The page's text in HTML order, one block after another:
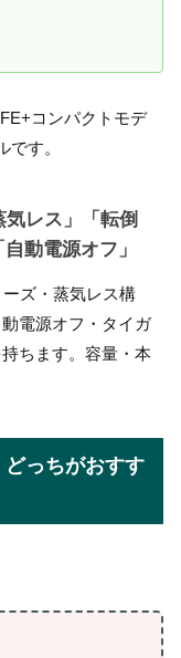
コンパクトモデ
す。
レス」「転倒
動電源オフ」
ズ・蒸気レス構
電源オフ・タイガ
ちます。容量・本
どっちがおすす